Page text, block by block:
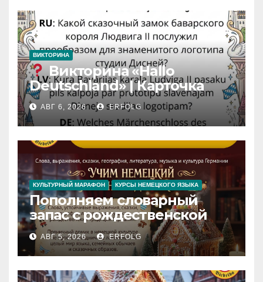
ВИКТОРИНА
Викторина «Hallo
Deutschland» | Карточка
№46
Замок вдохновения
Iedvesmas pils / Schloss der
Inspiration
АВГ 6, 2026 ERFOLG
КУЛЬТУРНЫЙ МАРАФОН КУРСЫ НЕМЕЦКОГО ЯЗЫКА
Пополняем словарный
запас с рождественской
сказкой! Учим немецкий
вместе с Lebkuchenhaus
АВГ 5, 2026 ERFOLG